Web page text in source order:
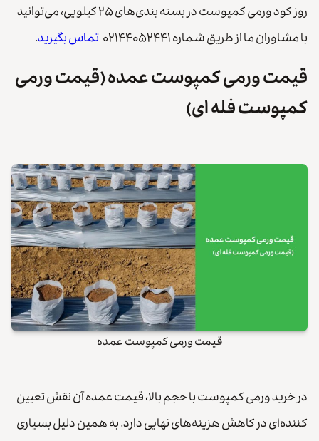
روز کود ورمی کمپوست در بسته بندی‌های ۲۵ کیلویی، می‌توانید
با مشاوران ما از طریق شماره ۰۲۱۴۴۰۵۲۴۴۱
تماس بگیرید.
قیمت ورمی کمپوست عمده (قیمت ورمی
کمپوست فله ای)
قیمت ورمی کمپوست عمده
در خرید ورمی کمپوست با حجم بالا، قیمت عمده آن نقش تعیین
کننده‌ای در کاهش هزینه‌های نهایی دارد. به همین دلیل بسیاری